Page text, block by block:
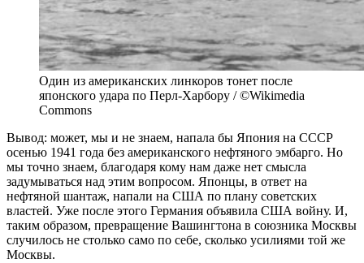
Один из американских линкоров тонет после
японского удара по Перл-Харбору / ©Wikimedia
Commons
Вывод: может, мы и не знаем, напала бы Япония на СССР
осенью 1941 года без американского нефтяного эмбарго. Но
мы точно знаем, благодаря кому нам даже нет смысла
задумываться над этим вопросом. Японцы, в ответ на
нефтяной шантаж, напали на США по плану советских
властей. Уже после этого Германия объявила США войну. И,
таким образом, превращение Вашингтона в союзника Москвы
случилось не столько само по себе, сколько усилиями той же
Москвы.